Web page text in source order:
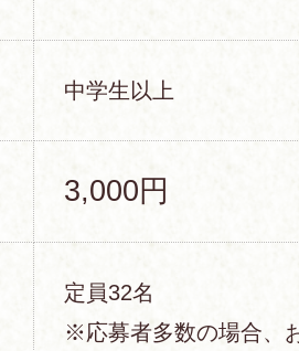
中学生以上
3,000円
定員32名
※応募者多数の場合、